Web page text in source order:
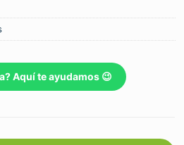
Aquí te ayudamos 😉